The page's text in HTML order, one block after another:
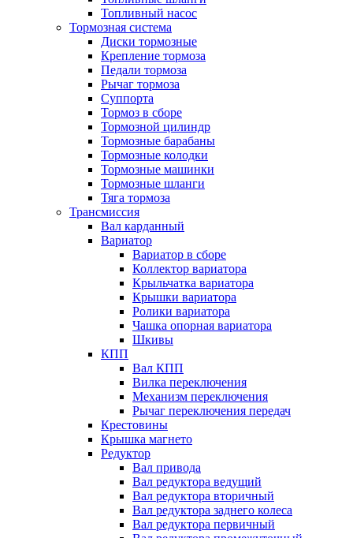
Топливный насос
Тормозная система
Диски тормозные
Крепление тормоза
Педали тормоза
Рычаг тормоза
Суппорта
Тормоз в сборе
Тормозной цилиндр
Тормозные барабаны
Тормозные колодки
Тормозные машинки
Тормозные шланги
Тяга тормоза
Трансмиссия
Вал карданный
Вариатор
Вариатор в сборе
Коллектор вариатора
Крыльчатка вариатора
Крышки вариатора
Ролики вариатора
Чашка опорная вариатора
Шкивы
КПП
Вал КПП
Вилка переключения
Механизм переключения
Рычаг переключения передач
Крестовины
Крышка магнето
Редуктор
Вал привода
Вал редуктора ведущий
Вал редуктора вторичный
Вал редуктора заднего колеса
Вал редуктора первичный